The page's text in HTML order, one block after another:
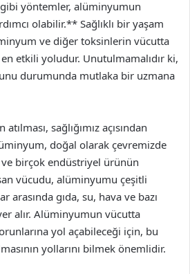
yöntemler, alüminyumun
olabilir.** Sağlıklı bir yaşam
ve diğer toksinlerin vücutta
etkili yoludur. Unutulmamalıdır ki,
durumunda mutlaka bir uzmana
sağlığımız açısından
doğal olarak çevremizde
birçok endüstriyel ürünün
vücudu, alüminyumu çeşitli
gıda, su, hava ve bazı
alır. Alüminyumun vücutta
yol açabileceği için, bu
yollarını bilmek önemlidir.